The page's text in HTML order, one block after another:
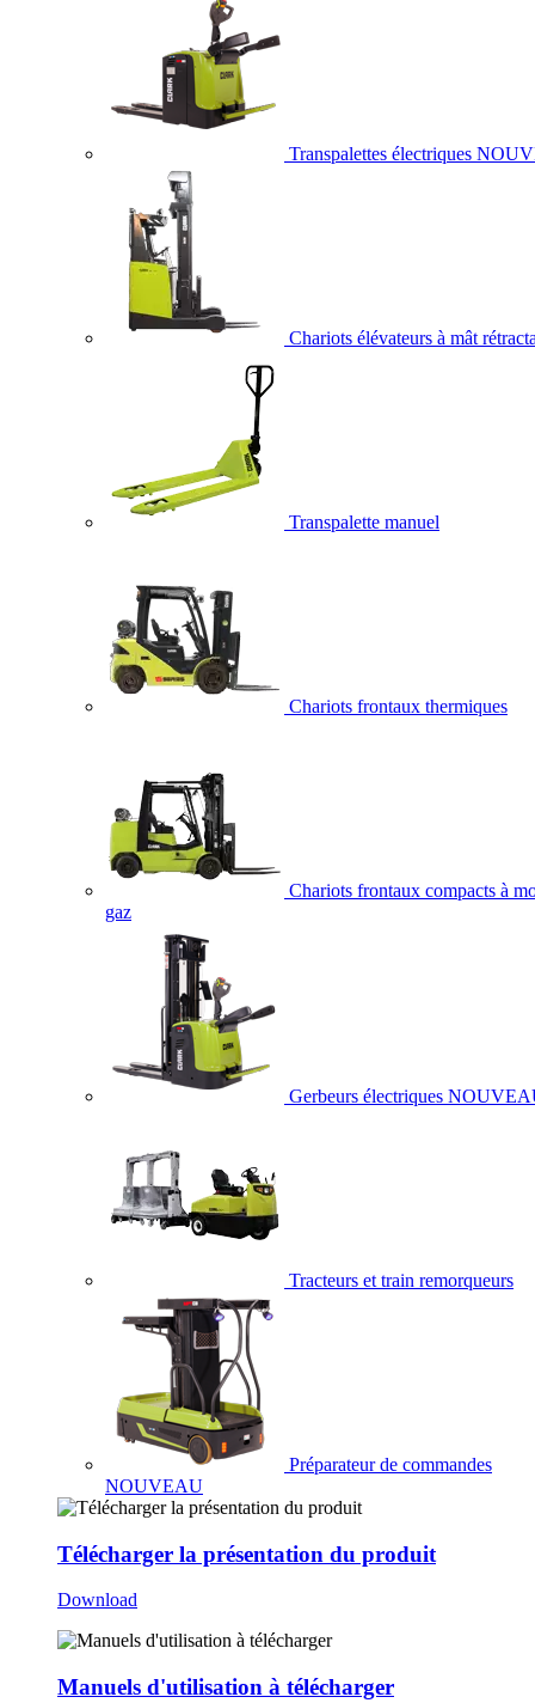
Transpalettes électriques
Chariots élévateurs à mât
Transpalette manuel
Chariots frontaux thermiques
Chariots frontaux compacts à
gaz
Gerbeurs électriques
Tracteurs et train remorqueurs
Préparateur de commandes
NOUVEAU
Télécharger la présentation du produit
Download
Manuels d'utilisation à télécharger